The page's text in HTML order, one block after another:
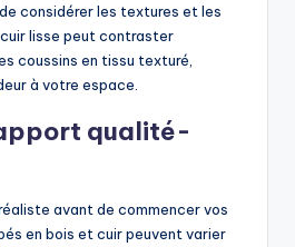
considérer les textures et les
lisse peut contraster
coussins en tissu texturé,
à votre espace.
qualité-
avant de commencer vos
en bois et cuir peuvent varier